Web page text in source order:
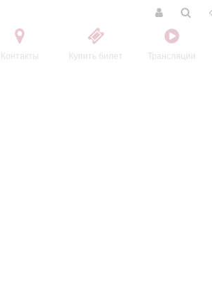
Контакты Купить билет Трансляции